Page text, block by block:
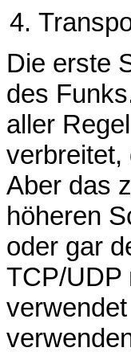
Die erste
des
aller
verbreitet,
Aber das
höheren
oder gar
TCP/UDP